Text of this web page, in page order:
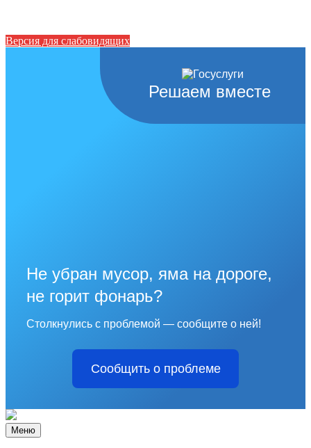
Версия для слабовидящих
Решаем вместе
Не убран мусор, яма на дороге,
не горит фонарь?
Столкнулись с проблемой — сообщите о ней!
Сообщить о проблеме
Меню